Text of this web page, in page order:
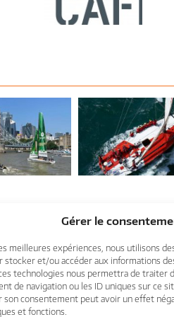
Gérer le
meilleures expériences, nous utilisons
stocker et/ou accéder aux informations
technologies nous permettra de traiter
de navigation ou les ID uniques sur ce
son consentement peut avoir un effet
et fonctions.
VUSE À
RELEASE »
SOUS LE
! CONTACTÉ
GLOBAL,
LIBERTALIA, UN
REJOINT
LE VOLVO 60 LIBERTALIA,
PAR LAURIE DAVIDSON,
SOUS LE NOM DE
RDV au Salon Nautique International
Ocean Contact